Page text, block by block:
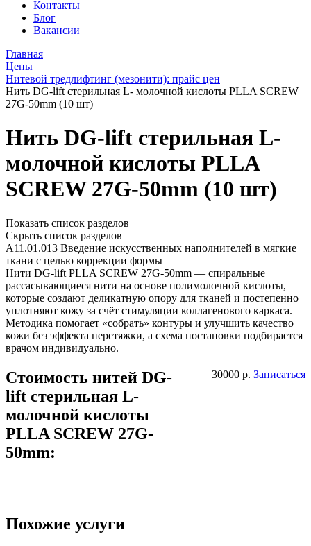
Контакты
Блог
Вакансии
Главная
Цены
Нитевой тредлифтинг (мезонити): прайс цен
Нить DG-lift стерильная L- молочной кислоты PLLA SCREW
27G-50mm (10 шт)
Нить DG-lift стерильная L-
молочной кислоты PLLA
SCREW 27G-50mm (10 шт)
Показать список разделов
Скрыть список разделов
A11.01.013 Введение искусственных наполнителей в мягкие
ткани с целью коррекции формы
Нити DG-lift PLLA SCREW 27G-50mm — спиральные
рассасывающиеся нити на основе полимолочной кислоты,
которые создают деликатную опору для тканей и постепенно
уплотняют кожу за счёт стимуляции коллагенового каркаса.
Методика помогает «собрать» контуры и улучшить качество
кожи без эффекта перетяжки, а схема постановки подбирается
врачом индивидуально.
Стоимость нитей DG-
lift стерильная L-
молочной кислоты
PLLA SCREW 27G-
50mm:
30000 р. Записаться
Похожие услуги